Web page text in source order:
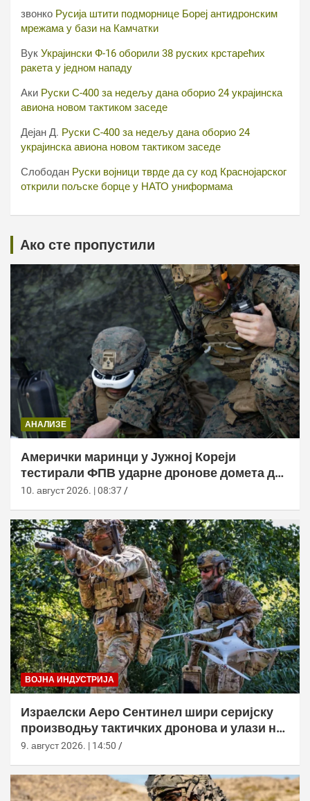
звонко Русија штити подморнице Бореј антидронским
мрежама у бази на Камчатки
Вук Украјински Ф-16 оборили 38 руских крстарећих
ракета у једном нападу
Аки Руски С-400 за недељу дана оборио 24 украјинска
авиона новом тактиком заседе
Дејан Д. Руски С-400 за недељу дана оборио 24
украјинска авиона новом тактиком заседе
Слободан Руски војници тврде да су код Краснојарског
открили пољске борце у НАТО униформама
Ако сте пропустили
АНАЛИЗЕ
Амерички маринци у Јужној Кореји
тестирали ФПВ ударне дронове домета до
20 километара
10. август 2026. | 08:37
ВОЈНА ИНДУСТРИЈА
Израелски Аеро Сентинел шири серијску
производњу тактичких дронова и улази на
нова тржишта
9. август 2026. | 14:50